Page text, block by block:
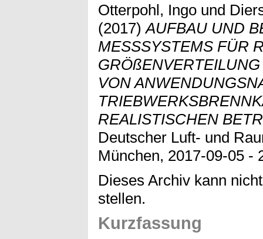
Otterpohl, Ingo und
(2017)AUFBAU UND
MESSSYSTEMS FÜR
VON
REALISTISCHEN
Deutscher Luft- und
München, 2017-09-05 -
Dieses Archiv kann
stellen.
Kurzfassung